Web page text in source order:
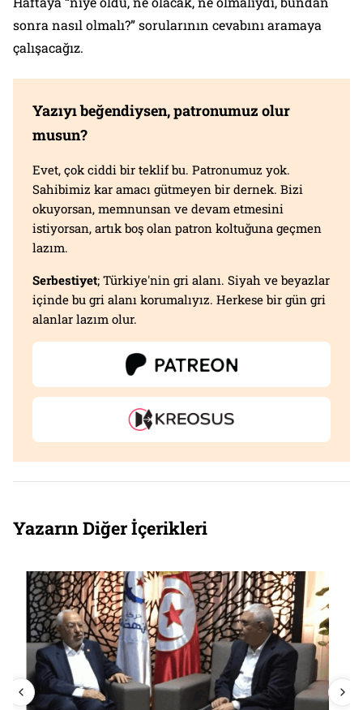
sonra nasıl olmalı?” sorularının cevabını aramaya
çalışacağız.
Yazıyı beğendiysen, patronumuz olur
musun?
Evet, çok ciddi bir teklif bu. Patronumuz yok.
Sahibimiz kar amacı gütmeyen bir dernek. Bizi
okuyorsan, memnunsan ve devam etmesini
istiyorsan, artık boş olan patron koltuğuna geçmen
lazım.
Serbestiyet; Türkiye'nin gri alanı. Siyah ve beyazlar
içinde bu gri alanı korumalıyız. Herkese bir gün gri
alanlar lazım olur.
Yazarın Diğer İçerikleri